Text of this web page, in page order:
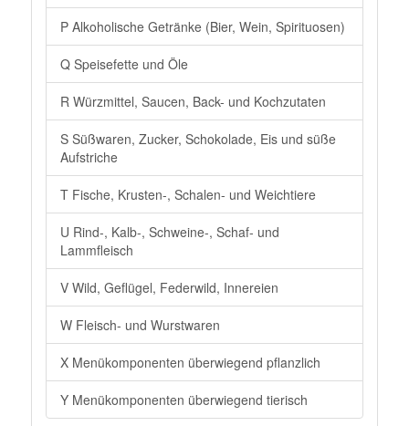
P Alkoholische Getränke (Bier, Wein, Spirituosen)
Q Speisefette und Öle
R Würzmittel, Saucen, Back- und Kochzutaten
S Süßwaren, Zucker, Schokolade, Eis und süße
Aufstriche
T Fische, Krusten-, Schalen- und Weichtiere
U Rind-, Kalb-, Schweine-, Schaf- und
Lammfleisch
V Wild, Geflügel, Federwild, Innereien
W Fleisch- und Wurstwaren
X Menükomponenten überwiegend pflanzlich
Y Menükomponenten überwiegend tierisch